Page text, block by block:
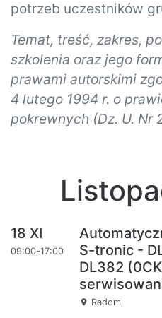
potrzeb uczestników
Temat, treść, zakres,
szkolenia oraz jego
prawami autorskimi
4 lutego 1994 r. o
pokrewnych (Dz. U. Nr
18 XI
09:00-17:00
S-tronic -
DL382
place Radom